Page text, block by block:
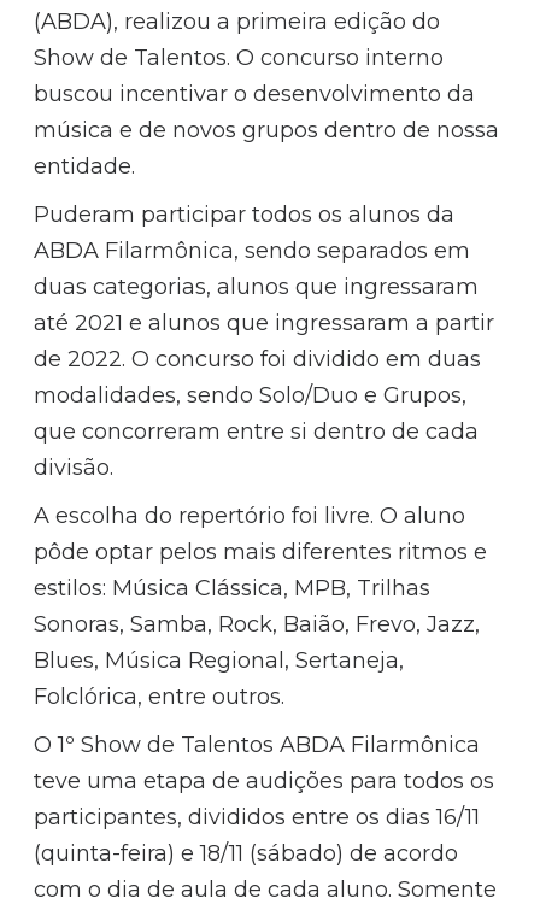
(ABDA), realizou a primeira edição do
Show de Talentos. O concurso interno
buscou incentivar o desenvolvimento da
música e de novos grupos dentro de nossa
entidade.
Puderam participar todos os alunos da
ABDA Filarmônica, sendo separados em
duas categorias, alunos que ingressaram
até 2021 e alunos que ingressaram a partir
de 2022. O concurso foi dividido em duas
modalidades, sendo Solo/Duo e Grupos,
que concorreram entre si dentro de cada
divisão.
A escolha do repertório foi livre. O aluno
pôde optar pelos mais diferentes ritmos e
estilos: Música Clássica, MPB, Trilhas
Sonoras, Samba, Rock, Baião, Frevo, Jazz,
Blues, Música Regional, Sertaneja,
Folclórica, entre outros.
O 1º Show de Talentos ABDA Filarmônica
teve uma etapa de audições para todos os
participantes, divididos entre os dias 16/11
(quinta-feira) e 18/11 (sábado) de acordo
com o dia de aula de cada aluno. Somente